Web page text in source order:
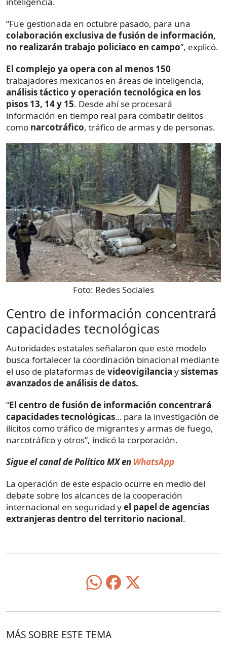
“Fue gestionada en octubre pasado, para una
colaboración exclusiva de fusión de información,
no realizarán trabajo policiaco en campo”, explicó.
El complejo ya opera con al menos 150
trabajadores mexicanos en áreas de inteligencia,
análisis táctico y operación tecnológica en los
pisos 13, 14 y 15. Desde ahí se procesará
información en tiempo real para combatir delitos
como narcotráfico, tráfico de armas y de personas.
Foto: Redes Sociales
Centro de información concentrará
capacidades tecnológicas
Autoridades estatales señalaron que este modelo
busca fortalecer la coordinación binacional mediante
el uso de plataformas de videovigilancia ysistemas
avanzados de análisis de datos.
“El centro de fusión de información concentrará
capacidades tecnológicas… para la investigación de
ilícitos como tráfico de migrantes y armas de fuego,
narcotráfico y otros”, indicó la corporación.
Sigue el canal de Político MX en WhatsApp
La operación de este espacio ocurre en medio del
debate sobre los alcances de la cooperación
internacional en seguridad yel papel de agencias
extranjeras dentro del territorio nacional.
MÁS SOBRE ESTE TEMA